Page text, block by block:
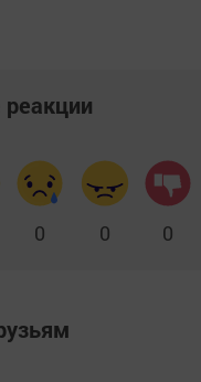
реакции
0 0 0